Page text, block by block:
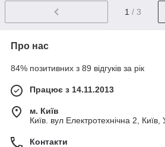
1 / 3
Про нас
84% позитивних з 89 відгуків за рік
Працює з 14.11.2013
м. Київ
Київ. вул Електротехнічна 2, Київ,
Контакти